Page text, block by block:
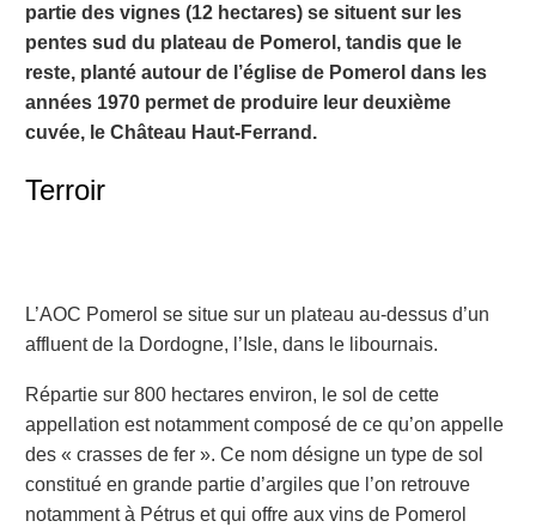
partie des vignes (12 hectares) se situent sur les
pentes sud du plateau de Pomerol, tandis que le
reste, planté autour de l’église de Pomerol dans les
années 1970 permet de produire leur deuxième
cuvée, le Château Haut-Ferrand.
Terroir
L’AOC Pomerol se situe sur un plateau au-dessus d’un
affluent de la Dordogne, l’Isle, dans le libournais.
Répartie sur 800 hectares environ, le sol de cette
appellation est notamment composé de ce qu’on appelle
des « crasses de fer ». Ce nom désigne un type de sol
constitué en grande partie d’argiles que l’on retrouve
notamment à Pétrus et qui offre aux vins de Pomerol